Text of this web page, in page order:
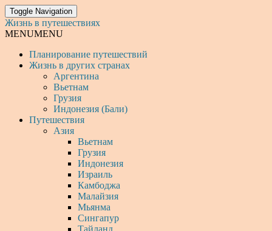
Toggle Navigation
Жизнь в путешествиях
MENUMENU
Планирование путешествий
Жизнь в других странах
Аргентина
Вьетнам
Грузия
Индонезия (Бали)
Путешествия
Азия
Вьетнам
Грузия
Индонезия
Израиль
Камбоджа
Малайзия
Мьянма
Сингапур
Тайланд